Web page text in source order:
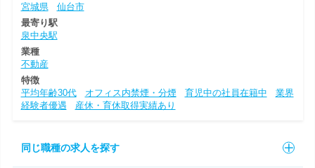
宮城県
仙台市
最寄り駅
泉中央駅
業種
不動産
特徴
平均年齢30代
オフィス内禁煙・分煙 育児中の社員在籍中
業界
経験者優遇
産休・育休取得実績あり
同じ職種の求人を探す